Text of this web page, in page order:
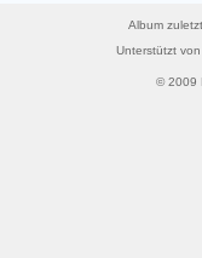
Album
Unterstützt
© 2009